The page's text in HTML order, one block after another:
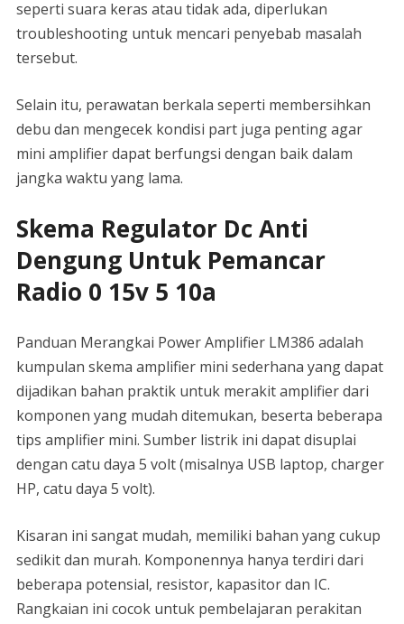
seperti suara keras atau tidak ada, diperlukan
troubleshooting untuk mencari penyebab masalah
tersebut.
Selain itu, perawatan berkala seperti membersihkan
debu dan mengecek kondisi part juga penting agar
mini amplifier dapat berfungsi dengan baik dalam
jangka waktu yang lama.
Skema Regulator Dc Anti
Dengung Untuk Pemancar
Radio 0 15v 5 10a
Panduan Merangkai Power Amplifier LM386 adalah
kumpulan skema amplifier mini sederhana yang dapat
dijadikan bahan praktik untuk merakit amplifier dari
komponen yang mudah ditemukan, beserta beberapa
tips amplifier mini. Sumber listrik ini dapat disuplai
dengan catu daya 5 volt (misalnya USB laptop, charger
HP, catu daya 5 volt).
Kisaran ini sangat mudah, memiliki bahan yang cukup
sedikit dan murah. Komponennya hanya terdiri dari
beberapa potensial, resistor, kapasitor dan IC.
Rangkaian ini cocok untuk pembelajaran perakitan